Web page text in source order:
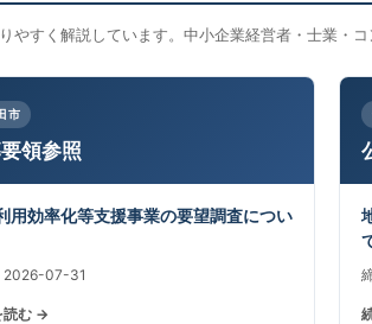
すく解説しています。中小企業経営者・士業・
市
領参照
用効率化等支援事業の要望調査につい
2026-07-31
読む →